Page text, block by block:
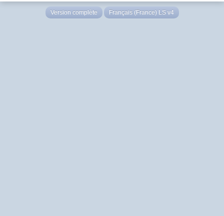
Version complète Français (France) LS v4